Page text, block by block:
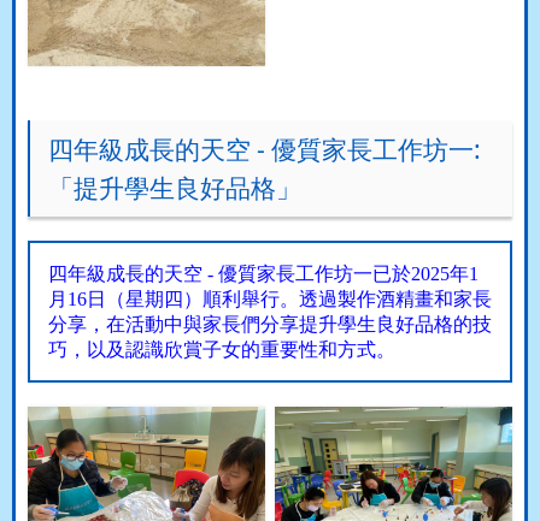
四年級成長的天空 - 優質家長工作坊一:
「提升學生良好品格」
四年級成長的天空 - 優質家長工作坊一已於2025年1
月 16日（星期四）順利舉行。透過製作酒精畫和家長
分享，在活動中與家長們分享提升學生良好品格的技
巧，以及認識欣賞子女的重要性和方式。